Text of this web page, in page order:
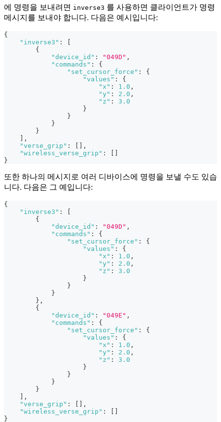
에 명령을 보내려면 inverse3 를 사용하면 클라이언트가 명령
메시지를 보내야 합니다. 다음은 예시입니다:
{
"inverse3" :
{
"device_id" : "049D" ,
"commands" :
{
"set_cursor_force" :
{
"values" :
{
"x" : 1.0 ,
"y" : 2.0 ,
"z" :
3.0
}
}
}
}
,
"verse_grip" :
,
"wireless_verse_grip" :
}
또한 하나의 메시지로 여러 디바이스에 명령을 보낼 수도 있습
니다. 다음은 그 예입니다:
{
"inverse3" :
{
"device_id" : "049D" ,
"commands" :
{
"set_cursor_force" :
{
"values" :
{
"x" : 1.0 ,
"y" : 2.0 ,
"z" :
3.0
}
}
}
} ,
{
"device_id" : "049E" ,
"commands" :
{
"set_cursor_force" :
{
"values" :
{
"x" : 1.0 ,
"y" : 2.0 ,
"z" :
3.0
}
}
}
}
,
"verse_grip" :
,
"wireless_verse_grip" :
}